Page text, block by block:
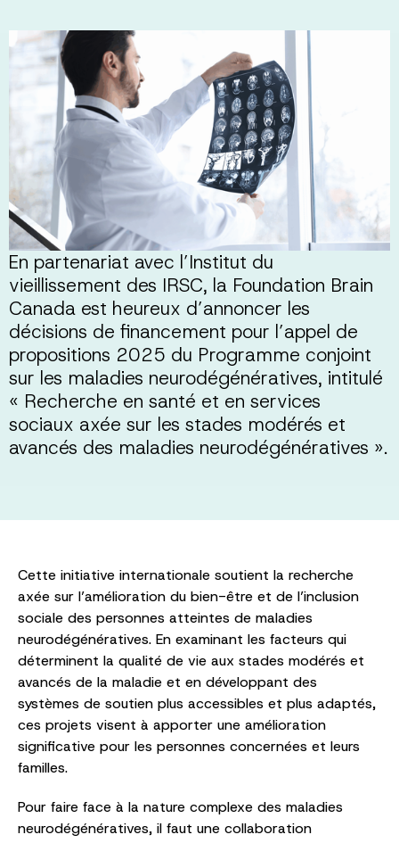
En partenariat avec l’Institut du
vieillissement des IRSC, la Foundation Brain
Canada est heureux d’annoncer les
décisions de financement pour l’appel de
propositions 2025 du Programme conjoint
sur les maladies neurodégénératives, intitulé
« Recherche en santé et en services
sociaux axée sur les stades modérés et
avancés des maladies neurodégénératives ».
Cette initiative internationale soutient la recherche
axée sur l’amélioration du bien-être et de l’inclusion
sociale des personnes atteintes de maladies
neurodégénératives. En examinant les facteurs qui
déterminent la qualité de vie aux stades modérés et
avancés de la maladie et en développant des
systèmes de soutien plus accessibles et plus adaptés,
ces projets visent à apporter une amélioration
significative pour les personnes concernées et leurs
familles.
Pour faire face à la nature complexe des maladies
neurodégénératives, il faut une collaboration